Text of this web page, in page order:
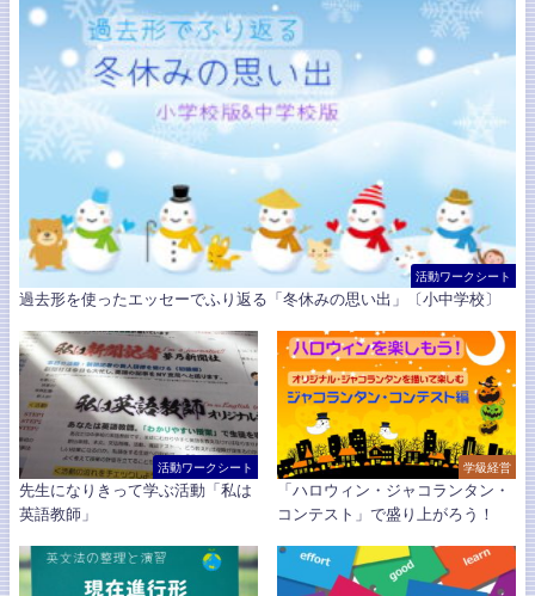
活動ワークシート
過去形を使ったエッセーでふり返る「冬休みの思い出」〔小中学校〕
活動ワークシート
先生になりきって学ぶ活動「私は
英語教師」
学級経営
「ハロウィン・ジャコランタン・
コンテスト」で盛り上がろう！